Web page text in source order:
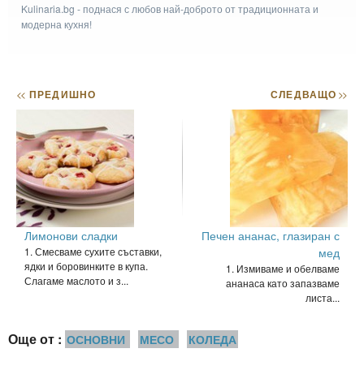
Kulinaria.bg - поднася с любов най-доброто от традиционната и
модерна кухня!
<< ПРЕДИШНО
Лимонови сладки
1. Смесваме сухите съставки,
ядки и боровинките в купа.
Слагаме маслото и з...
СЛЕДВАЩО>>
Печен ананас, глазиран с
мед
1. Измиваме и обелваме
ананаса като запазваме
листа...
Още от : ОСНОВНИ МЕСО КОЛЕДА